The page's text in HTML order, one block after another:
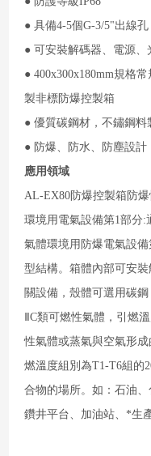
● 具備4-5個G-3/5"出線
● 可安裝解碼器、電源
● 400x300x180mm規格
製非標防爆控製箱
● 優質碳鋼材，不鏽鋼
● 防爆、防水、防塵設
應用領域
AL-EX80防爆控製箱防
環境用電氣設備第1部分:
氣體環境用防爆電氣設
型結構。箱體內部可安
關設備，殼體可選用碳鋼
ⅡC類可燃性氣體，引燃
性氣體或蒸氣與空氣形成
燃溫度組別為T1-T6組的
合物的場所。如：石油、
鑽井平台、加油站、*生